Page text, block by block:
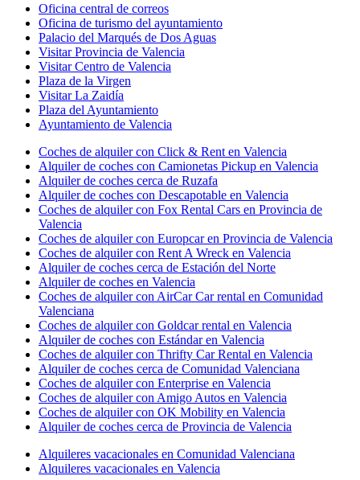
Oficina central de correos
Oficina de turismo del ayuntamiento
Palacio del Marqués de Dos Aguas
Visitar Provincia de Valencia
Visitar Centro de Valencia
Plaza de la Virgen
Visitar La Zaidía
Plaza del Ayuntamiento
Ayuntamiento de Valencia
Coches de alquiler con Click & Rent en Valencia
Alquiler de coches con Camionetas Pickup en Valencia
Alquiler de coches cerca de Ruzafa
Alquiler de coches con Descapotable en Valencia
Coches de alquiler con Fox Rental Cars en Provincia de
Valencia
Coches de alquiler con Europcar en Provincia de Valencia
Coches de alquiler con Rent A Wreck en Valencia
Alquiler de coches cerca de Estación del Norte
Alquiler de coches en Valencia
Coches de alquiler con AirCar Car rental en Comunidad
Valenciana
Coches de alquiler con Goldcar rental en Valencia
Alquiler de coches con Estándar en Valencia
Coches de alquiler con Thrifty Car Rental en Valencia
Alquiler de coches cerca de Comunidad Valenciana
Coches de alquiler con Enterprise en Valencia
Coches de alquiler con Amigo Autos en Valencia
Coches de alquiler con OK Mobility en Valencia
Alquiler de coches cerca de Provincia de Valencia
Alquileres vacacionales en Comunidad Valenciana
Alquileres vacacionales en Valencia